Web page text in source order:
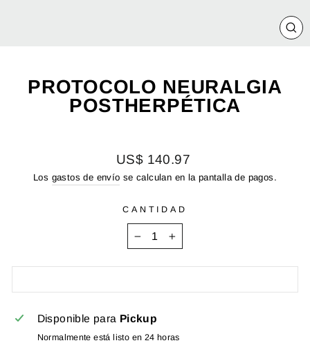
PROTOCOLO NEURALGIA
POSTHERPÉTICA
Precio
habitual
US$ 140.97
Los gastos de envío se calculan en la pantalla de pagos.
CANTIDAD
Disponible para Pickup
Normalmente está listo en 24 horas